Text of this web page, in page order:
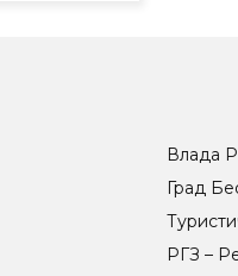
Влада
Град
РГЗ –